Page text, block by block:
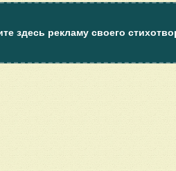
здесь рекламу своего